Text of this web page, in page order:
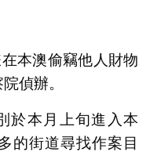
本澳偷竊他人財物
偵辦。
於本月上旬進入本
的街道尋找作案目